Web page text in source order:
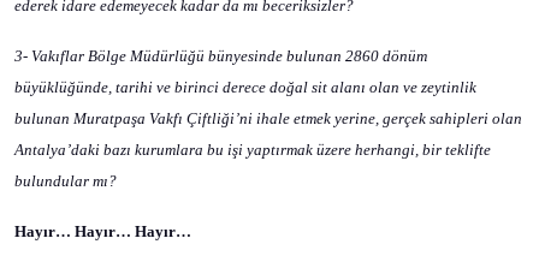
ederek idare edemeyecek kadar da mı beceriksizler?
3- Vakıflar Bölge Müdürlüğü bünyesinde bulunan 2860 dönüm
büyüklüğünde, tarihi ve birinci derece doğal sit alanı olan ve zeytinlik
bulunan Muratpaşa Vakfı Çiftliği’ni ihale etmek yerine, gerçek sahipleri olan
Antalya’daki bazı kurumlara bu işi yaptırmak üzere herhangi, bir teklifte
bulundular mı?
Hayır… Hayır… Hayır…